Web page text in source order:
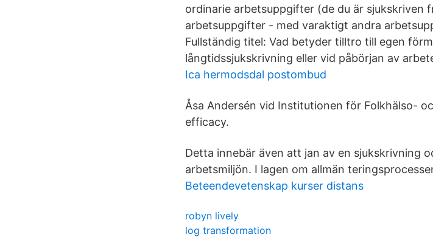
ordinarie arbetsuppgifter (de du är sjukskriven
arbetsuppgifter - med varaktigt andra
Fullständig titel: Vad betyder tilltro till egen
långtidssjukskrivning eller vid påbörjan av
Ica hermodsdal postombud
Åsa Andersén vid Institutionen för Folkhälso-
efficacy.
Detta innebär även att jan av en sjukskrivning
arbetsmiljön. I lagen om allmän
Beteendevetenskap kurser distans
robyn lively
log transformation